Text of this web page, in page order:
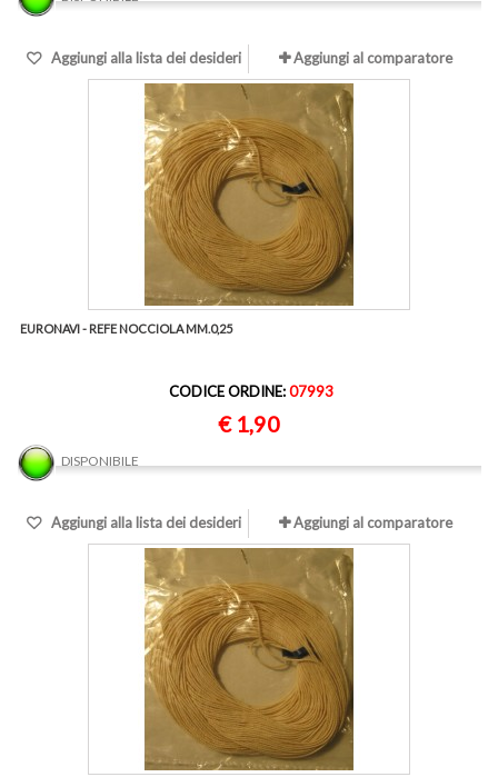
Aggiungi alla lista dei desideri Aggiungi al comparatore
EURONAVI - REFE NOCCIOLA MM.0,25
CODICE ORDINE:07993
€ 1,90
DISPONIBILE
Aggiungi alla lista dei desideri Aggiungi al comparatore